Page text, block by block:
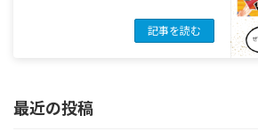
記事を読む
最近の投稿